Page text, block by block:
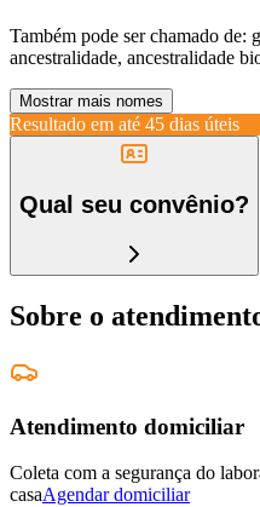
Também pode ser chamado de:
ancestralidade, ancestralidade
Mostrar mais nomes
Resultado em até 45 dias úteis
Qual seu convênio?
Sobre o
Atendimento domiciliar
Coleta com a segurança do
casaAgendar domiciliar